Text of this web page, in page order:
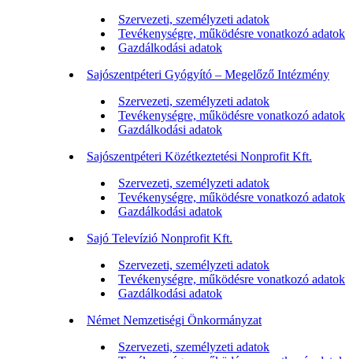
Szervezeti, személyzeti adatok
Tevékenységre, működésre vonatkozó adatok
Gazdálkodási adatok
Sajószentpéteri Gyógyító – Megelőző Intézmény
Szervezeti, személyzeti adatok
Tevékenységre, működésre vonatkozó adatok
Gazdálkodási adatok
Sajószentpéteri Közétkeztetési Nonprofit Kft.
Szervezeti, személyzeti adatok
Tevékenységre, működésre vonatkozó adatok
Gazdálkodási adatok
Sajó Televízió Nonprofit Kft.
Szervezeti, személyzeti adatok
Tevékenységre, működésre vonatkozó adatok
Gazdálkodási adatok
Német Nemzetiségi Önkormányzat
Szervezeti, személyzeti adatok